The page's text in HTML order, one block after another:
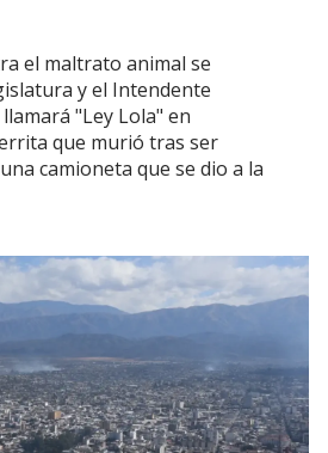
el maltrato animal se
y el Intendente
"Ley Lola" en
que murió tras ser
camioneta que se dio a la